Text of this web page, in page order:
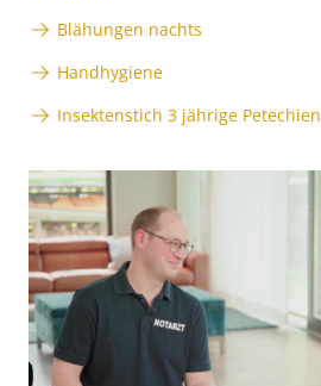
Blähungen nachts
Handhygiene
Insektenstich 3 jährige Petechien